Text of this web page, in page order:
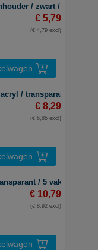
/ zwart /
€ 5,79
(€ 4,79 excl)
/ transparant
€ 8,29
(€ 6,85 excl)
/ 5 vakken
€ 10,79
(€ 8,92 excl)